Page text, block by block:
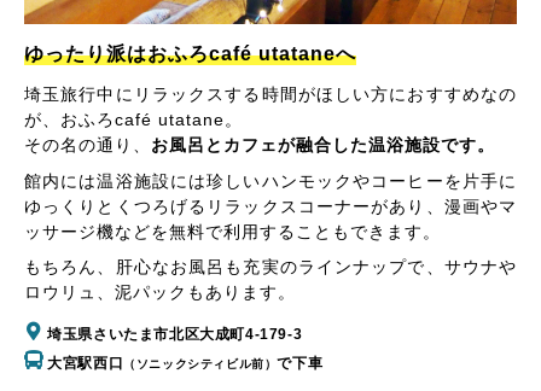
ゆったり派はおふろcafé utataneへ
埼玉旅行中にリラックスする時間がほしい方におすすめなの
が、おふろcafé utatane。
その名の通り、 お風呂とカフェが融合した温浴施設です。
館内には温浴施設には珍しいハンモックやコーヒーを片手に
ゆっくりとくつろげるリラックスコーナーがあり、漫画やマ
ッサージ機などを無料で利用することもできます。
もちろん、肝心なお風呂も充実のラインナップで、サウナや
ロウリュ、泥パックもあります。
埼玉県さいたま市北区大成町4-179-3
大宮駅西口
（ソニックシティビル前）で下車